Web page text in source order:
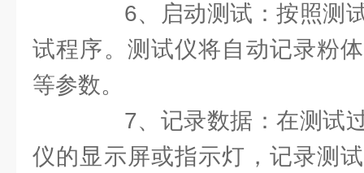
6、启动测试：按照测试
试程序。测试仪将自动记录粉
等参数。
7、记录数据：在测试过
仪的显示屏或指示灯，记录测